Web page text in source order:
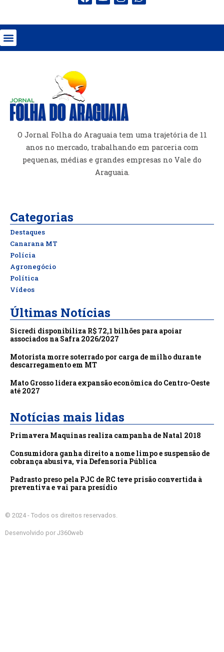
O Jornal Folha do Araguaia tem uma trajetória de 11
anos no mercado, trabalhando em parceria com
pequenas, médias e grandes empresas no Vale do
Araguaia.
Categorias
Destaques
Canarana MT
Polícia
Agronegócio
Política
Vídeos
Últimas Notícias
Sicredi disponibiliza R$ 72,1 bilhões para apoiar
associados na Safra 2026/2027
Motorista morre soterrado por carga de milho durante
descarregamento em MT
Mato Grosso lidera expansão econômica do Centro-Oeste
até 2027
Notícias mais lidas
Primavera Maquinas realiza campanha de Natal 2018
Consumidora ganha direito a nome limpo e suspensão de
cobrança abusiva, via Defensoria Pública
Padrasto preso pela PJC de RC teve prisão convertida à
preventiva e vai para presídio
© 2024 - Todos os direitos reservados.
Desenvolvido por J360web